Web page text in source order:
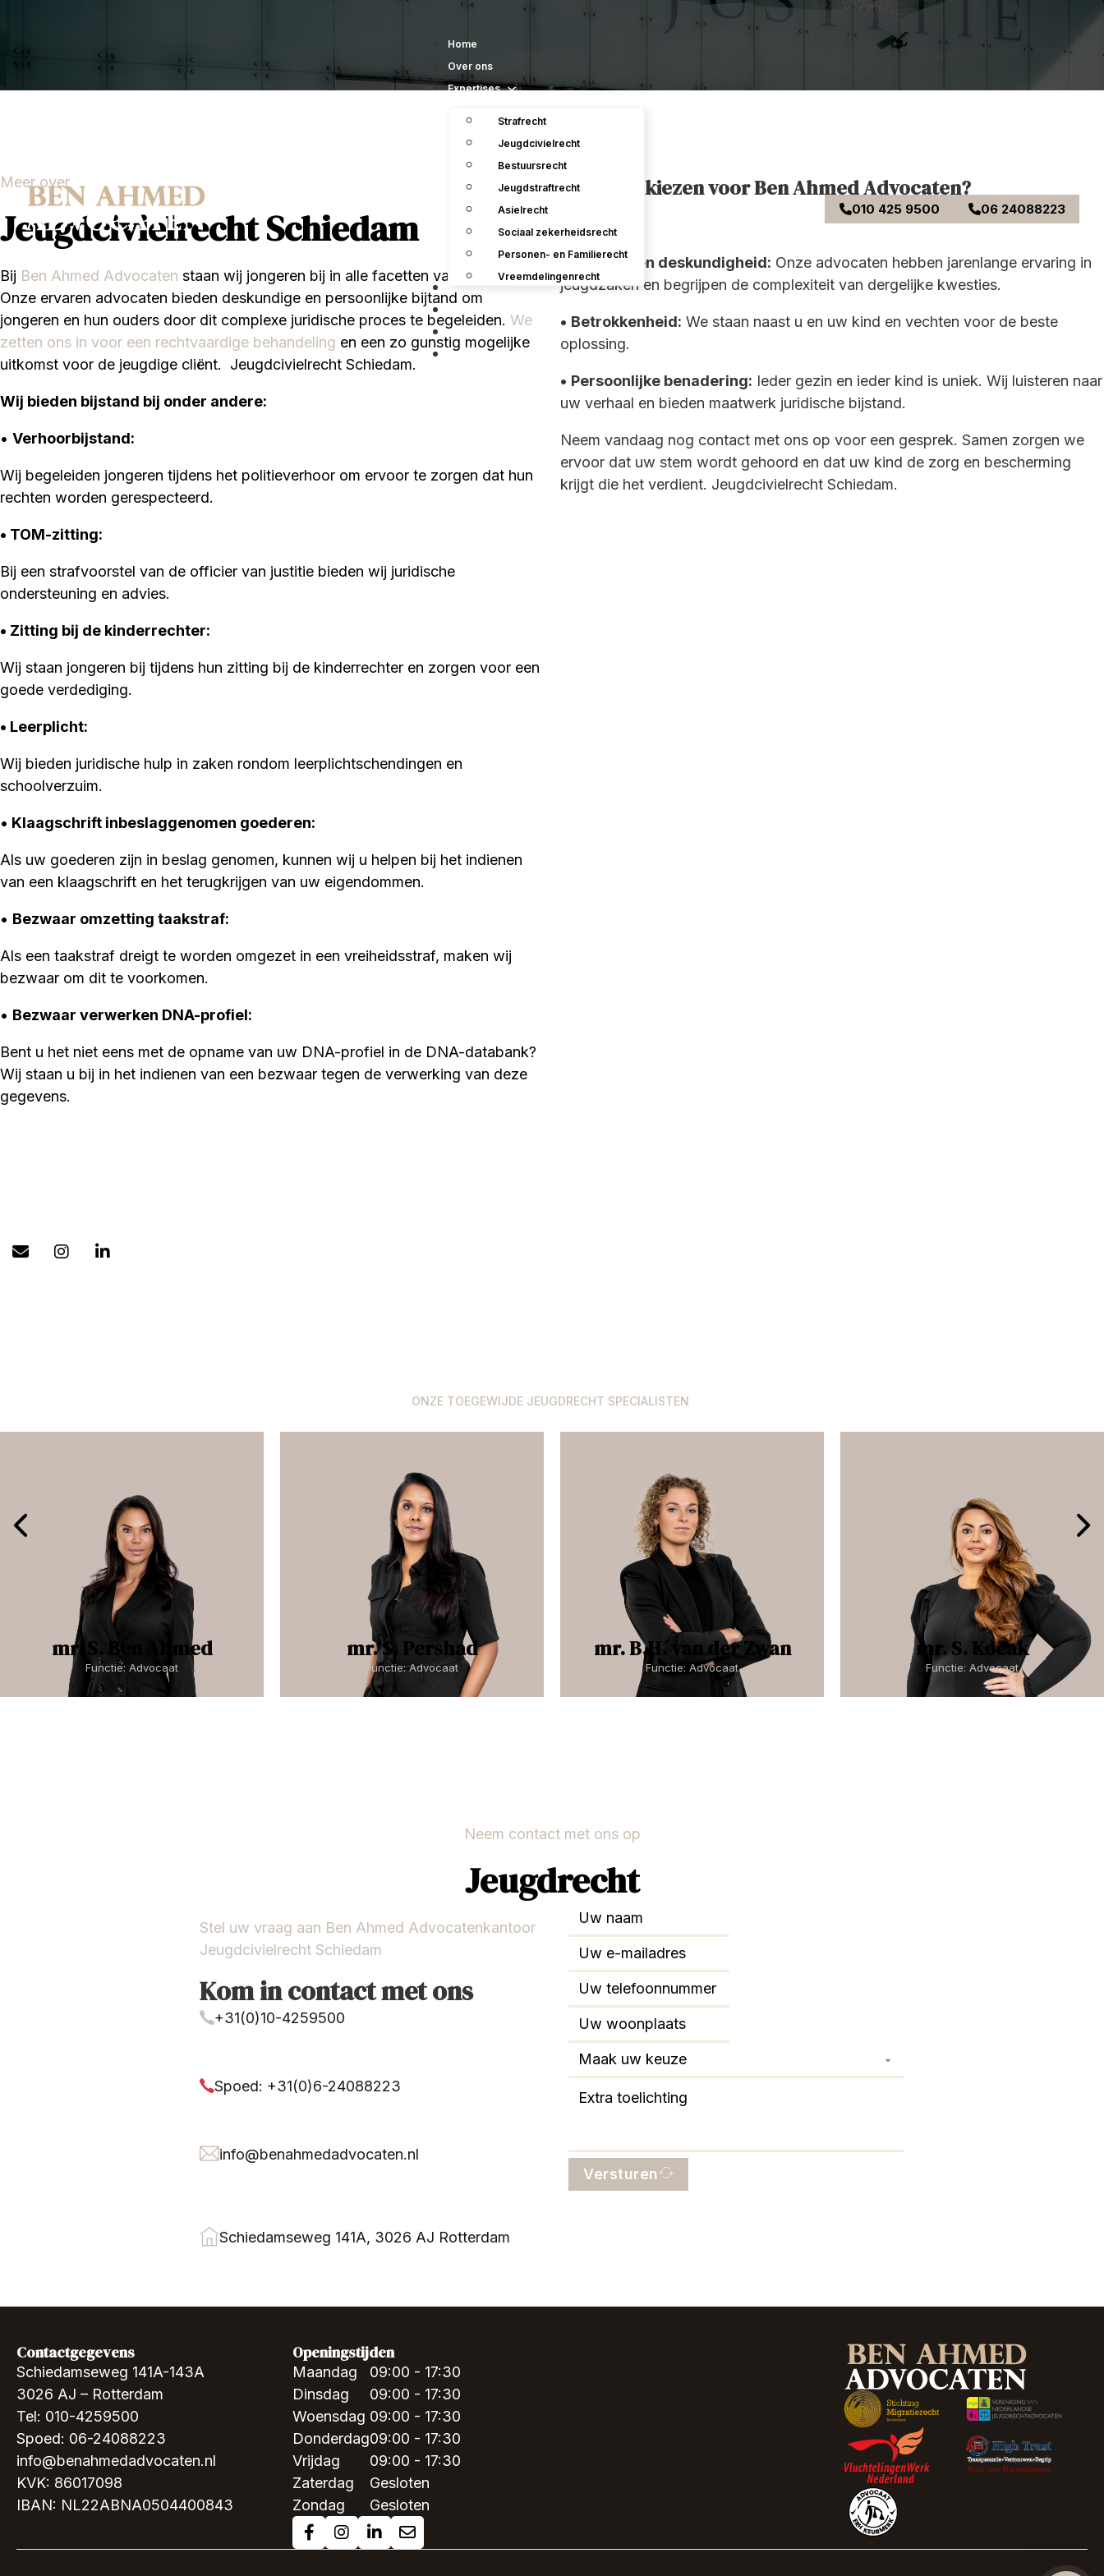
Home
Over ons
Expertises
Strafrecht
Jeugdcivielrecht
Bestuursrecht
Jeugdstraftrecht
Asielrecht
Sociaal zekerheidsrecht
Personen- en Familierecht
Vreemdelingenrecht
Contact
Vacatures en Stageplaats
010 425 9500 06 24088223
Meer over
Jeugdcivielrecht Schiedam
Bij Ben Ahmed Advocaten staan wij jongeren bij in alle facetten van jeugdrecht.
Onze ervaren advocaten bieden deskundige en persoonlijke bijtand om
jongeren en hun ouders door dit complexe juridische proces te begeleiden. We
zetten ons in voor een rechtvaardige behandeling en een zo gunstig mogelijke
uitkomst voor de jeugdige cliënt. Jeugdcivielrecht Schiedam.
Wij bieden bijstand bij onder andere:
• Verhoorbijstand:
Wij begeleiden jongeren tijdens het politieverhoor om ervoor te zorgen dat hun
rechten worden gerespecteerd.
• TOM-zitting:
Bij een strafvoorstel van de officier van justitie bieden wij juridische
ondersteuning en advies.
• Zitting bij de kinderrechter:
Wij staan jongeren bij tijdens hun zitting bij de kinderrechter en zorgen voor een
goede verdediging.
• Leerplicht:
Wij bieden juridische hulp in zaken rondom leerplichtschendingen en
schoolverzuim.
• Klaagschrift inbeslaggenomen goederen:
Als uw goederen zijn in beslag genomen, kunnen wij u helpen bij het indienen
van een klaagschrift en het terugkrijgen van uw eigendommen.
• Bezwaar omzetting taakstraf:
Als een taakstraf dreigt te worden omgezet in een vreiheidsstraf, maken wij
bezwaar om dit te voorkomen.
• Bezwaar verwerken DNA-profiel:
Bent u het niet eens met de opname van uw DNA-profiel in de DNA-databank?
Wij staan u bij in het indienen van een bezwaar tegen de verwerking van deze
gegevens.
Waarom kiezen voor Ben Ahmed Advocaten?
• Ervaring en deskundigheid: Onze advocaten hebben jarenlange ervaring in
jeugdzaken en begrijpen de complexiteit van dergelijke kwesties.
• Betrokkenheid: We staan naast u en uw kind en vechten voor de beste
oplossing.
• Persoonlijke benadering: Ieder gezin en ieder kind is uniek. Wij luisteren naar
uw verhaal en bieden maatwerk juridische bijstand.
Neem vandaag nog contact met ons op voor een gesprek. Samen zorgen we
ervoor dat uw stem wordt gehoord en dat uw kind de zorg en bescherming
krijgt die het verdient. Jeugdcivielrecht Schiedam.
ONZE TOEGEWIJDE JEUGDRECHT SPECIALISTEN
mr. S. Ben Ahmed
Functie: Advocaat
mr. S. Pershad
Functie: Advocaat
mr. B.H. van der Zwan
Functie: Advocaat
mr. S. Kocak
Functie: Advocaat
Neem contact met ons op
Jeugdrecht
Stel uw vraag aan Ben Ahmed Advocatenkantoor
Jeugdcivielrecht Schiedam
Kom in contact met ons
+31(0)10-4259500
Spoed: +31(0)6-24088223
info@benahmedadvocaten.nl
Schiedamseweg 141A, 3026 AJ Rotterdam
Versturen
Contactgegevens
Schiedamseweg 141A-143A
3026 AJ – Rotterdam
Tel: 010-4259500
Spoed: 06-24088223
info@benahmedadvocaten.nl
KVK: 86017098
IBAN: NL22ABNA0504400843
Openingstijden
Maandag
Dinsdag
Woensdag
Donderdag
Vrijdag
Zaterdag
Zondag
09:00 - 17:30
09:00 - 17:30
09:00 - 17:30
09:00 - 17:30
09:00 - 17:30
Gesloten
Gesloten